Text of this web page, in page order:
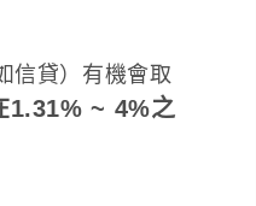
信貸）有機會取
1.31% ~ 4%之